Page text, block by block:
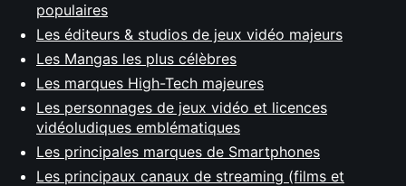
populaires
Les éditeurs & studios de jeux vidéo majeurs
Les Mangas les plus célèbres
Les marques High-Tech majeures
Les personnages de jeux vidéo et licences
vidéoludiques emblématiques
Les principales marques de Smartphones
Les principaux canaux de streaming (films et